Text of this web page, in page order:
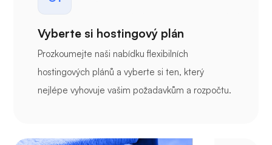
Vyberte si hostingový plán
Prozkoumejte naši nabídku flexibilních
hostingových plánů a vyberte si ten, který
nejlépe vyhovuje vašim požadavkům a rozpočtu.